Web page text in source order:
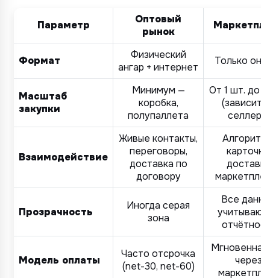
Параметр
Оптовый
рынок
Формат
Физический
ангар + интернет
Только
Масштаб
закупки
Минимум —
коробка,
полупаллета
От 1 шт. до
(зависит
селлера)
Взаимодействие
Живые контакты,
переговоры,
доставка по
договору
карточки,
доставка
Прозрачность
Иногда серая
зона
Все
Модель оплаты
Часто отсрочка
(net-30, net-60)
Мгновенная
через